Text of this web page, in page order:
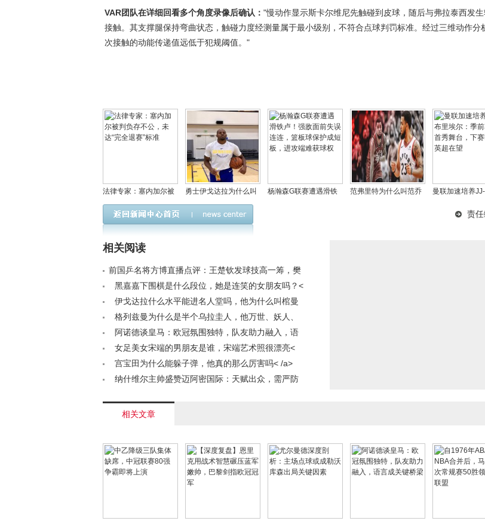
VAR团队在详细回看多个角度录像后确认： "慢动作显示斯卡尔维尼先触碰到皮球，随后与弗拉泰西发生
接触。其支撑腿保持弯曲状态，触碰力度经测量属于最小级别，不符合点球判罚标准。经过三维动作分
次接触的动能传递值远低于犯规阈值。"
法律专家：塞内加尔被
判负存不公，未达“完全
退赛”标准
勇士伊戈达拉为什么叫
小AI、李文、一哥，他
和格林长的很像对比照
杨瀚森G联赛遭遇滑铁
范弗里特为什么叫范乔
曼联加速培养
舞台，下赛季登
责任
相关阅读
前国乒名将方博直播点评：王楚钦发球技高一筹，樊
振东发球稍显平淡< /a>
黑嘉嘉下围棋是什么段位，她是连笑的女朋友吗？<
/a> 伊戈达拉什么水平能进名人堂吗，他为什么叫棺曼
巴？< /a>
格列兹曼为什么是半个乌拉圭人，他万世、妖人、
学霸的外号怎么来的？< /a>
阿诺德谈皇马：欧冠氛围独特，队友助力融入，语
言成关键桥梁< /a>
女足美女宋端的男朋友是谁，宋端艺术照很漂亮<
/a> 宫宝田为什么能躲子弹，他真的那么厉害吗< /a>
纳什维尔主帅盛赞迈阿密国际：天赋出众，需严防
相关文章